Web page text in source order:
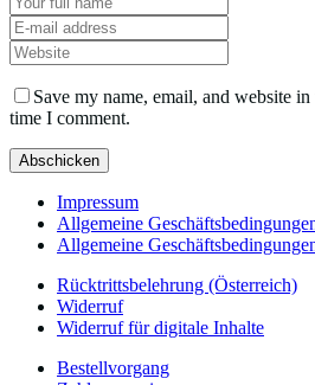
Save my name, email, and website
time I comment.
Impressum
Allgemeine
Allgemeine
Rücktrittsbelehrung (Österreich)
Widerruf
Widerruf für digitale Inhalte
Bestellvorgang